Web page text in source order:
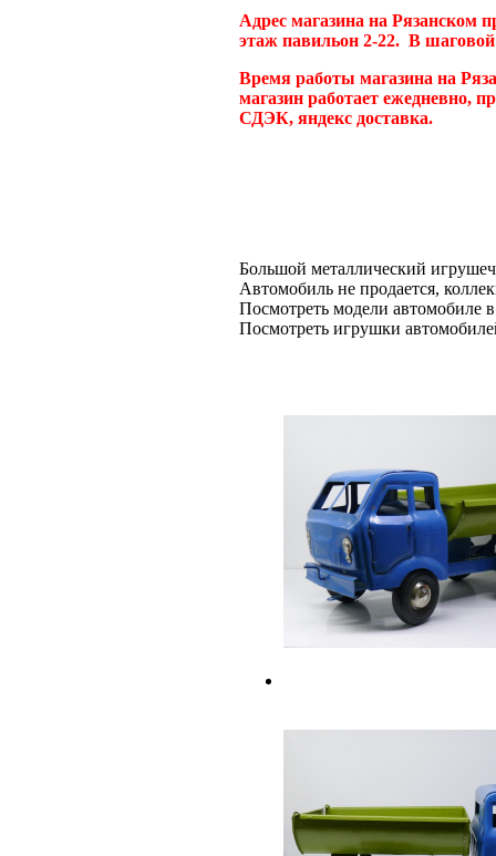
Адрес магазина на Рязанском
этаж павильон 2-22. В
Время работы магазина на
магазин работает ежедневно,
СДЭК, яндекс доставка.
Большой металлический
Автомобиль не продается,
Посмотреть модели автомобиле
Посмотреть игрушки